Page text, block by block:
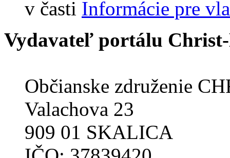
v časti Informácie pre
Vydavateľ portálu
Občianske združenie
Valachova 23
909 01 SKALICA